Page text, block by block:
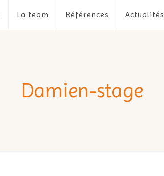
La team Références Actualités
Damien-stage